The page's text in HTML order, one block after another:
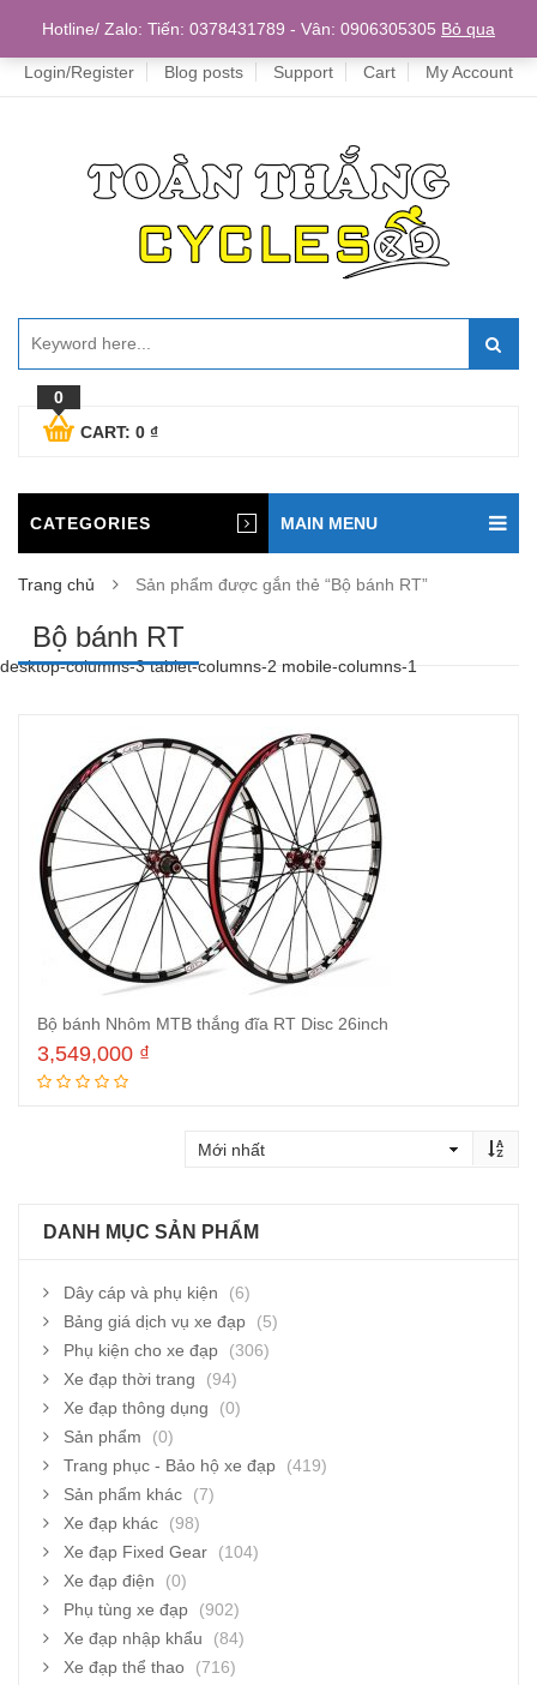
Home
Login/Register Blog posts Support Cart My Account
0
CART: 0 ₫
CATEGORIES MAIN MENU
Trang chủ Sản phẩm được gắn thẻ “Bộ bánh RT”
Bộ bánh RT
desktop-columns-3 tablet-columns-2 mobile-columns-1
Bộ bánh Nhôm MTB thắng đĩa RT Disc 26inch
3,549,000 ₫
DANH MỤC SẢN PHẨM
Dây cáp và phụ kiện
(6)
Bảng giá dịch vụ xe đạp
(5)
Phụ kiện cho xe đạp
(306)
Xe đạp thời trang
(94)
Xe đạp thông dụng
(0)
Sản phẩm
(0)
Trang phục - Bảo hộ xe đạp
(419)
Sản phẩm khác
(7)
Xe đạp khác
(98)
Xe đạp Fixed Gear
(104)
Xe đạp điện
(0)
Phụ tùng xe đạp
(902)
Xe đạp nhập khẩu
(84)
Xe đạp thể thao
(716)
Hotline/ Zalo: Tiến: 0378431789 - Vân: 0906305305 Bỏ qua